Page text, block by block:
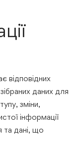
відповідних
даних для
зміни,
інформації
та дані, що